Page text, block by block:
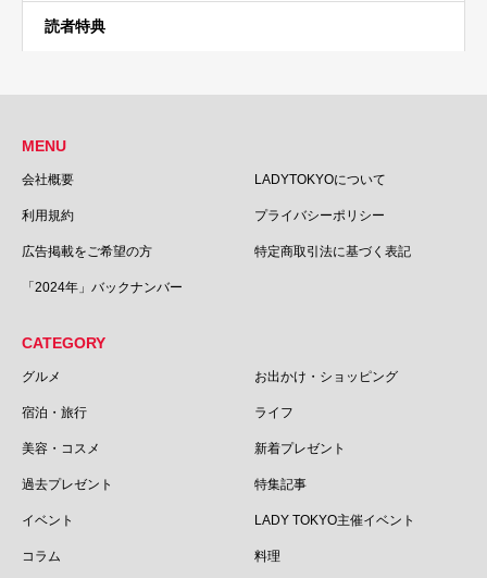
読者特典
MENU
会社概要 LADYTOKYOについて
利用規約 プライバシーポリシー
広告掲載をご希望の方 特定商取引法に基づく表記
「2024年」バックナンバー
CATEGORY
グルメ お出かけ・ショッピング
宿泊・旅行 ライフ
美容・コスメ 新着プレゼント
過去プレゼント 特集記事
イベント LADY TOKYO主催イベント
コラム 料理